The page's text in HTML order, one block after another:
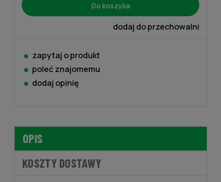
Do koszyka
dodaj do przechowalni
zapytaj o produkt
poleć znajomemu
dodaj opinię
OPIS
KOSZTY DOSTAWY